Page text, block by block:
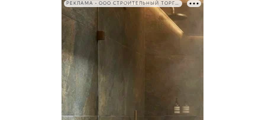
РЕКЛАМА • ООО СТРОИТЕЛЬНЫЙ ТОРГОВЫЙ ДОМ «ПЕТРОВИЧ». ИНН: 7802348846